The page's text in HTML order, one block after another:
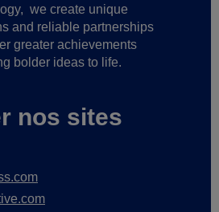
we create unique
and reliable partnerships
greater achievements
bolder ideas to life.
nos sites